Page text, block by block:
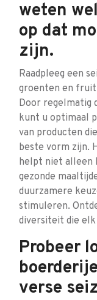
weten
op dat
zijn.
Raadpleeg een
groenten en fruit
Door regelmatig
kunt u optimaal
van producten
beste vorm zijn.
helpt niet alleen
gezonde
duurzamere
stimuleren.
diversiteit die
Probeer
verse